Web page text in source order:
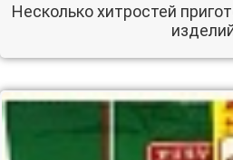
Несколько хитростей